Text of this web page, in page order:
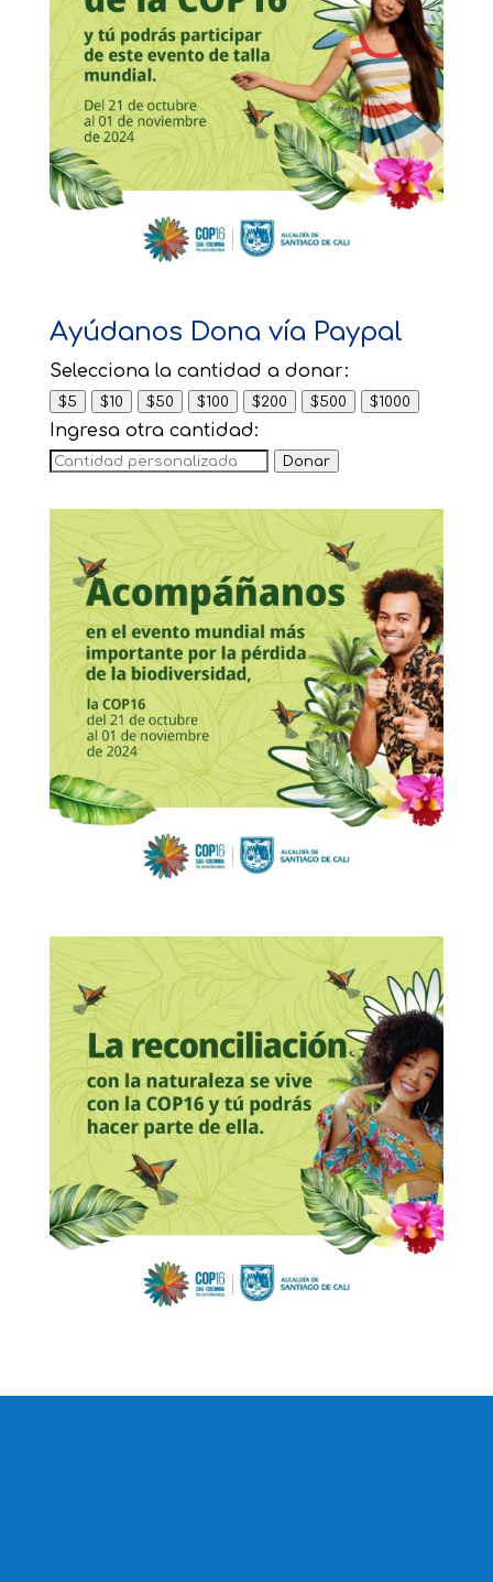
Ayúdanos Dona vía Paypal
Selecciona la cantidad a donar:
$5 $10 $50 $100 $200 $500 $1000
Ingresa otra cantidad:
Donar